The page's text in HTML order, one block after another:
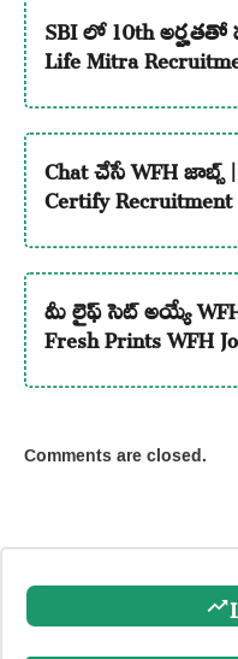
SBI లో 10th అర్హతతో
Life Mitra
Chat చేసే WFH జాబ్స్
Certify
మీ లైఫ్ సెట్ అయ్యే
Fresh Prints WFH
Comments are closed.